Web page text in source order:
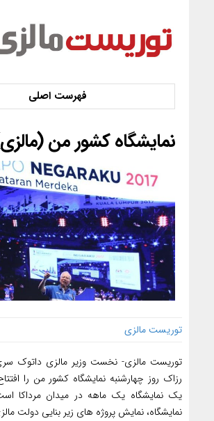
نمایشگاه کشور من
توریست مالزی
توریست مالزی- نخست وزیر مالزی داتوک
رزاک روز چهارشنبه نمایشگاه کشور من را
یک نمایشگاه یک ماهه در میدان مرداکا
نمایشگاه، نمایش پروژه های زیر بنایی دولت